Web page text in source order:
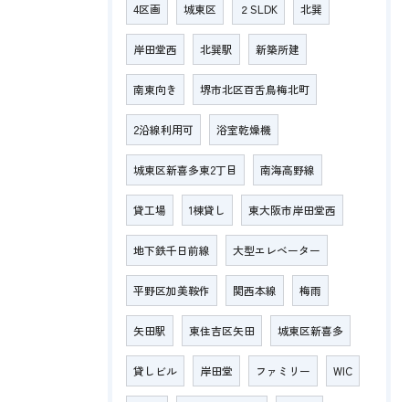
4区画 城東区 ２SLDK 北巽
岸田堂西 北巽駅 新築所建
南東向き 堺市北区百舌鳥梅北町
2沿線利用可 浴室乾燥機
城東区新喜多東2丁目 南海高野線
貸工場 1棟貸し 東大阪市岸田堂西
地下鉄千日前線 大型エレベーター
平野区加美鞍作 関西本線 梅雨
矢田駅 東住吉区矢田 城東区新喜多
貸しビル 岸田堂 ファミリー WIC